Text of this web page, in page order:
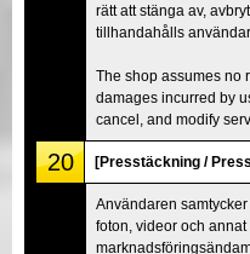
rätt att stänga av,
tillhandahålls
The shop assumes no
damages incurred by
cancel, and modify
20 [Presstäckning /
Användaren
foton, videor och